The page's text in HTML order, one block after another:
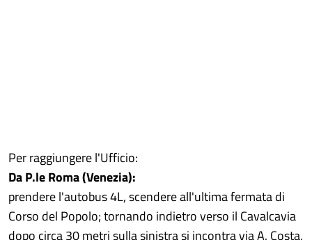
Per raggiungere l'Ufficio:
Da P.le Roma (Venezia):
prendere l'autobus 4L, scendere all'ultima fermata di
Corso del Popolo; tornando indietro verso il Cavalcavia
dopo circa 30 metri sulla sinistra si incontra via A. Costa,